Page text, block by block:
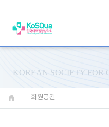
KOREAN SOCIETY
회원공간